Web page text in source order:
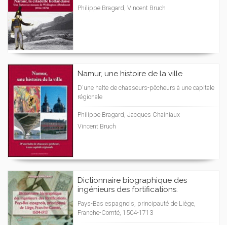
Philippe Bragard, Vincent Bruch
Namur, une histoire de la ville
D'une halte de chasseurs-pêcheurs à une capitale
régionale
Philippe Bragard, Jacques Chainiaux
Vincent Bruch
Dictionnaire biographique des
ingénieurs des fortifications.
Pays-Bas espagnols, principauté de Liège,
Franche-Comté, 1504-1713